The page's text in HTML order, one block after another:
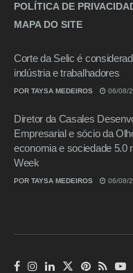
POLÍTICA DE
MAPA DO SITE
Corte da Selic é
indústria e trabalhadores
POR TAYSA MEDEIROS 06/08/
Diretor da Casales
Empresarial e sócio da
economia e sociedade 5.0
Week
POR TAYSA MEDEIROS 06/08/